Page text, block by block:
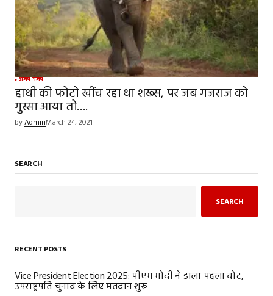
अजब गजब
हाथी की फोटो खींच रहा था शख्स, पर जब गजराज को
गुस्सा आया तो….
byAdminMarch 24, 2021
SEARCH
SEARCH
RECENT POSTS
Vice President Election 2025: पीएम मोदी ने डाला पहला वोट,
उपराष्ट्रपति चुनाव के लिए मतदान शुरू